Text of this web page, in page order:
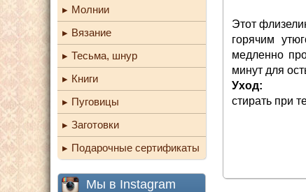
Молнии
Вязание
Тесьма, шнур
Книги
Пуговицы
Заготовки
Подарочные сертификаты
Мы в Instagram
Этот
горячим
медленно
минут для
Уход:
стирать при